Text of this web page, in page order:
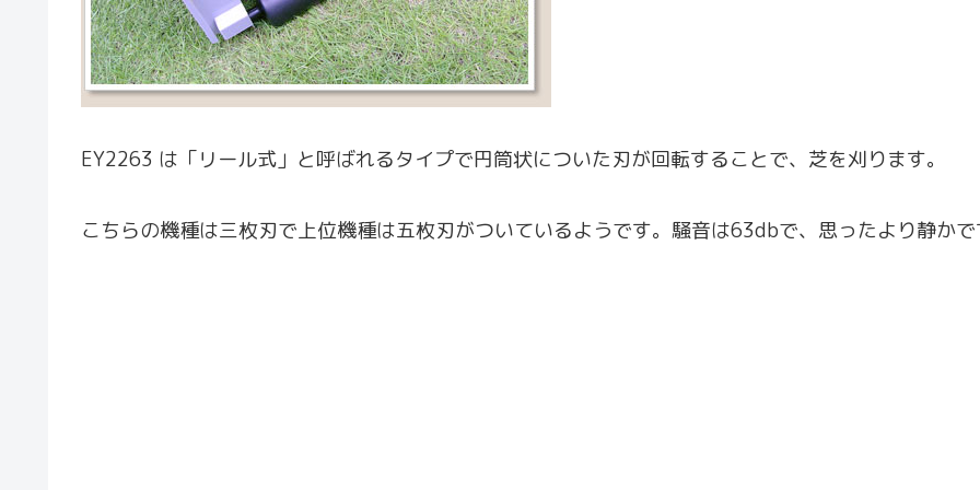
EY2263 は「リール式」と呼ばれるタイプで円筒状についた刃が回転することで、芝を刈ります。
こちらの機種は三枚刃で上位機種は五枚刃がついているようです。騒音は63dbで、思ったより静か